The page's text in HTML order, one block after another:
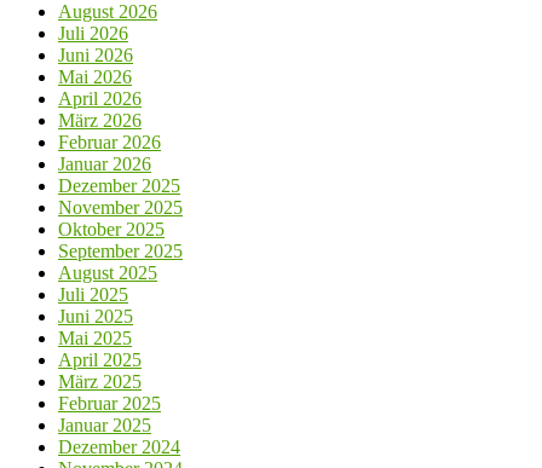
August 2026
Juli 2026
Juni 2026
Mai 2026
April 2026
März 2026
Februar 2026
Januar 2026
Dezember 2025
November 2025
Oktober 2025
September 2025
August 2025
Juli 2025
Juni 2025
Mai 2025
April 2025
März 2025
Februar 2025
Januar 2025
Dezember 2024